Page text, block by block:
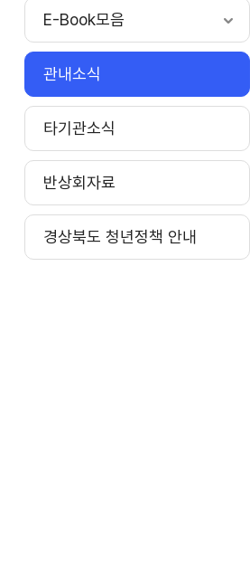
E-Book모음
관내소식
타기관소식
반상회자료
경상북도 청년정책 안내